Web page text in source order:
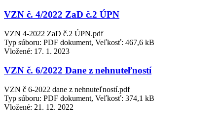
VZN č. 4/2022 ZaD č.2 ÚPN
VZN 4-2022 ZaD č.2 ÚPN.pdf
Typ súboru: PDF dokument, Veľkosť: 467,6 kB
Vložené: 17. 1. 2023
VZN č. 6/2022 Dane z nehnuteľností
VZN č 6-2022 dane z nehnuteľností.pdf
Typ súboru: PDF dokument, Veľkosť: 374,1 kB
Vložené: 21. 12. 2022